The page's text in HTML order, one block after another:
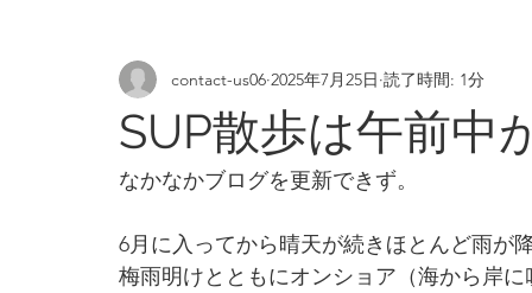
SUP散歩は午前中
contact-us06 2025年7月25日 読了時間: 1分
なかなかブログを更新できず。
6月に入ってから晴天が続きほとんど雨が
梅雨明けとともにオンショア（海から岸